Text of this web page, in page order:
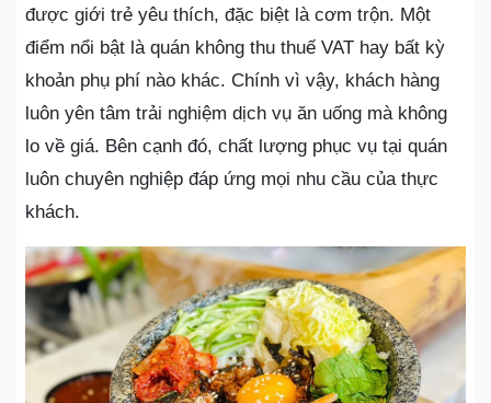
được giới trẻ yêu thích, đặc biệt là cơm trộn. Một
điểm nổi bật là quán không thu thuế VAT hay bất kỳ
khoản phụ phí nào khác. Chính vì vậy, khách hàng
luôn yên tâm trải nghiệm dịch vụ ăn uống mà không
lo về giá. Bên cạnh đó, chất lượng phục vụ tại quán
luôn chuyên nghiệp đáp ứng mọi nhu cầu của thực
khách.